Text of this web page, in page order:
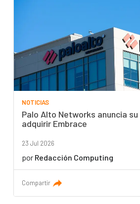
NOTICIAS
Palo Alto Networks anuncia
adquirir Embrace
23 Jul 2026
por Redacción Computing
Compartir